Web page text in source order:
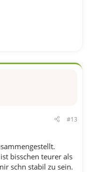
#13
bisschen teurer als
schn stabil zu sein.